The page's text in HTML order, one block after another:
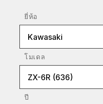
ยี่ห้อ
Kawasaki
โมเดล
ZX-6R (636)
ปี